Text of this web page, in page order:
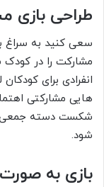
طراحی بازی
سعی کنید به سراغ
مشارکت را در
انفرادی برای
هایی مشارکتی
شکست دسته جمعی
شود.
بازی به